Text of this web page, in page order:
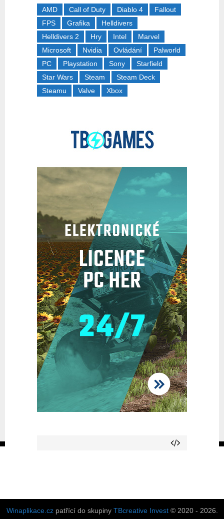
AMD Call of Duty Diablo 4
Fallout
FPS
Grafika
Helldivers
Helldivers 2
Hry Intel
Marvel
Microsoft
Nvidia Ovládání
Palworld
PC
Playstation Sony
Starfield
Star Wars
Steam
Steam Deck
Steamu
Valve Xbox
Winaplikace.czpatřící do skupiny TBcreative Invest© 2020 - 2026.